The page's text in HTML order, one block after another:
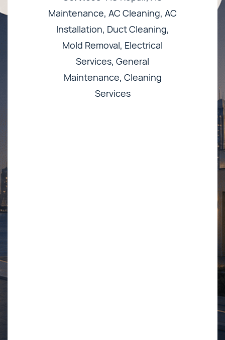
Maintenance, AC Cleaning, AC
Installation, Duct Cleaning,
Mold Removal, Electrical
Services, General
Maintenance, Cleaning
Services